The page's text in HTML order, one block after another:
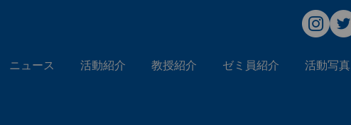
ニュース 活動紹介 教授紹介 ゼミ員紹介 活動写真